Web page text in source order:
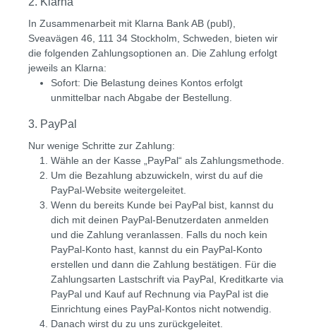
In Zusammenarbeit mit Klarna Bank AB (publ),
Sveavägen 46, 111 34 Stockholm, Schweden, bieten wir
die folgenden Zahlungsoptionen an. Die Zahlung erfolgt
jeweils an Klarna:
Sofort: Die Belastung deines Kontos erfolgt
unmittelbar nach Abgabe der Bestellung.
3. PayPal
Nur wenige Schritte zur Zahlung:
Wähle an der Kasse „PayPal“ als Zahlungsmethode.
Um die Bezahlung abzuwickeln, wirst du auf die
PayPal-Website weitergeleitet.
Wenn du bereits Kunde bei PayPal bist, kannst du
dich mit deinen PayPal-Benutzerdaten anmelden
und die Zahlung veranlassen. Falls du noch kein
PayPal-Konto hast, kannst du ein PayPal-Konto
erstellen und dann die Zahlung bestätigen. Für die
Zahlungsarten Lastschrift via PayPal, Kreditkarte via
PayPal und Kauf auf Rechnung via PayPal ist die
Einrichtung eines PayPal-Kontos nicht notwendig.
Danach wirst du zu uns zurückgeleitet.